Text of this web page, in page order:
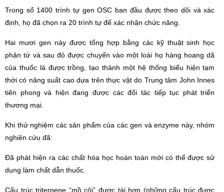
Trong số 1400 trình tự gen OSC ban đầu được theo dõi và xác
định, họ đã chọn ra 20 trình tự để xác nhận chức năng.
Hai mươi gen này được tổng hợp bằng các kỹ thuật sinh học
phân tử và sau đó được chuyển vào một loài họ hàng hoang dã
của thuốc lá được trồng, tạo thành một hệ thống biểu hiện tạm
thời có năng suất cao dựa trên thực vật do Trung tâm John Innes
tiên phong và hiện đang được các đối tác tiếp tục phát triển
thương mại.
Khi thử nghiệm các sản phẩm của các gen và enzyme này, nhóm
nghiên cứu đã:
Đã phát hiện ra các chất hóa học hoàn toàn mới có thể được sử
dụng làm chất dẫn thuốc.
Cấu trúc triterpene “mồ côi” được tái hợp (những cấu trúc được